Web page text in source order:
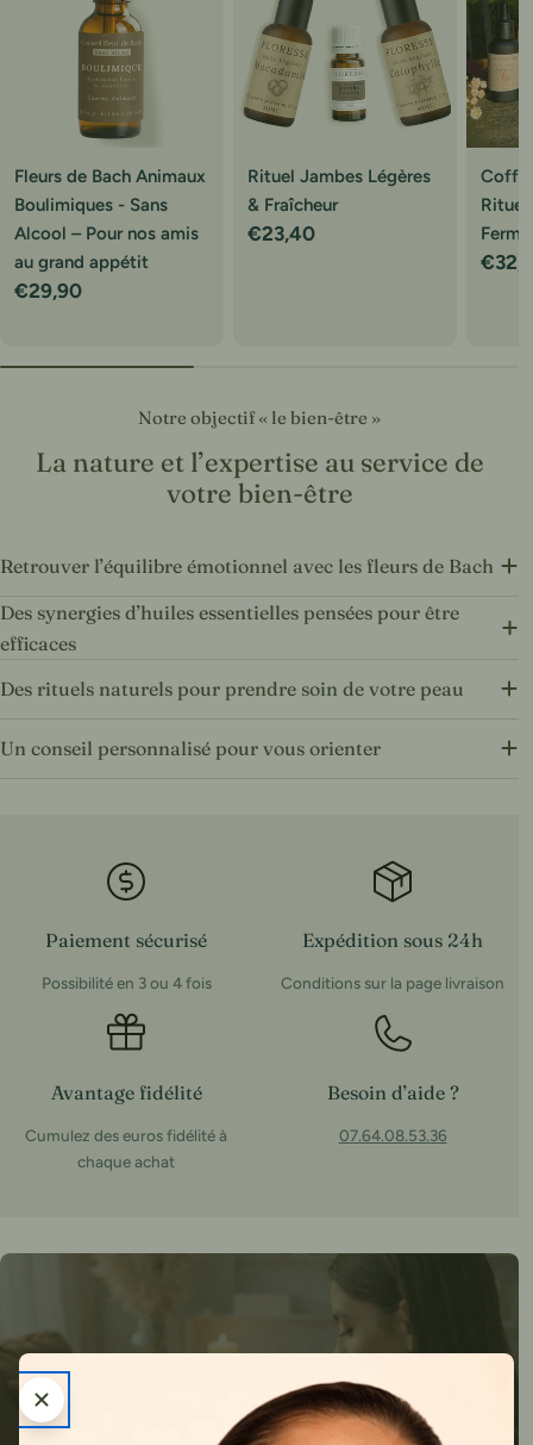
Fleurs de Bach Animaux
Boulimiques - Sans
Alcool – Pour nos amis
au grand appétit
Prix
€29,90
Rituel Jambes Légères
& Fraîcheur
Prix
€23,40
Rituel
Prix
Notre objectif « le bien-être »
La nature et l’expertise au service de
votre bien-être
Retrouver l’équilibre émotionnel avec les fleurs de Bach
Des synergies d’huiles essentielles pensées pour être
efficaces
Des rituels naturels pour prendre soin de votre peau
Un conseil personnalisé pour vous orienter
Paiement sécurisé
Possibilité en 3 ou 4 fois
Expédition sous 24h
Conditions sur la page livraison
Avantage fidélité
Cumulez des euros fidélité à
chaque achat
Besoin d’aide ?
07.64.08.53.36